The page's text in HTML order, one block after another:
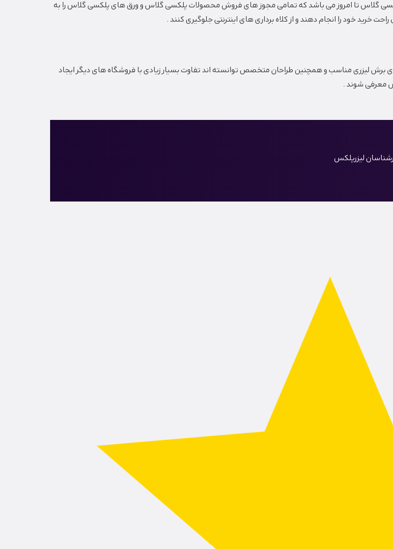
گلاس تا امروز می باشد که تمامی مجوز های فروش محصولات پلکسی گلاس و ورق های پلکسی گلاس را به
خرید خود را انجام دهند و از کلاه برداری های اینترنتی جلوگیری کنند .
برش لیزری مناسب و همچنین طراحان متخصص توانسته اند تفاوت بسیار زیادی با فروشگاه های دیگر ایجاد
معرفی شوند .
لیزرپلکس